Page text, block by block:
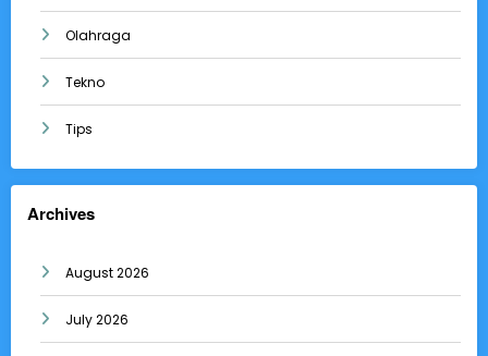
Olahraga
Tekno
Tips
Archives
August 2026
July 2026